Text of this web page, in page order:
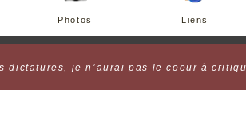
Photos Liens
dictatures, je n’aurai pas le coeur à